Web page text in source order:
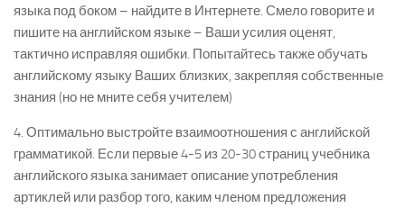
языка под боком – найдите в Интернете. Смело говорите и
пишите на английском языке – Ваши усилия оценят,
тактично исправляя ошибки. Попытайтесь также обучать
английскому языку Ваших близких, закрепляя собственные
знания (но не мните себя учителем)
4. Оптимально выстройте взаимоотношения с английской
грамматикой. Если первые 4-5 из 20-30 страниц учебника
английского языка занимает описание употребления
артиклей или разбор того, каким членом предложения